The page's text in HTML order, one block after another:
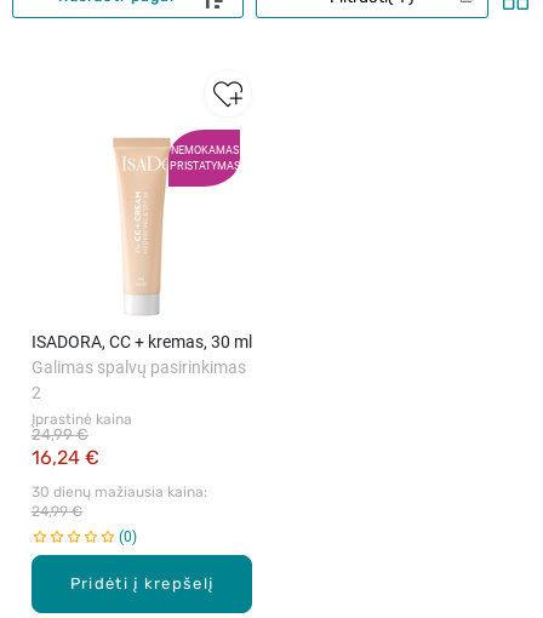
NEMOKAMAS
PRISTATYMAS
Pridėti į krepšelį
ISADORA, CC + kremas, 30 ml
Įprastinė kaina
16,24 €
24,99 €
30 dienų mažiausia kaina:
24,99 €
Galimas spalvų pasirinkimas
2
0